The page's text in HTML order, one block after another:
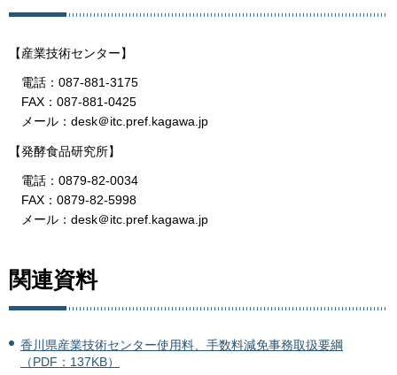
【産業技術センター】
電話：087-881-3175
FAX：087-881-0425
メール：desk＠itc.pref.kagawa.jp
【発酵食品研究所】
電話：0879-82-0034
FAX：0879-82-5998
メール：desk＠itc.pref.kagawa.jp
関連資料
香川県産業技術センター使用料、手数料減免事務取扱要綱
（PDF：137KB）